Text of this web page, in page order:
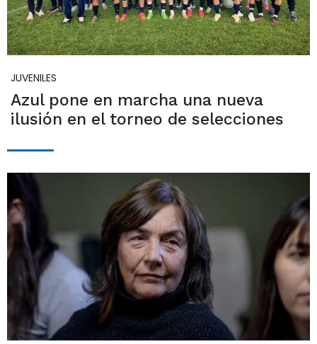
JUVENILES
Azul pone en marcha una nueva
ilusión en el torneo de selecciones